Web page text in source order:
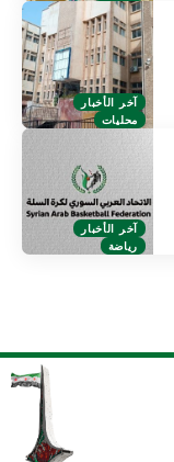
آخر الأخبار
محليات
آخر الأخبار
رياضة